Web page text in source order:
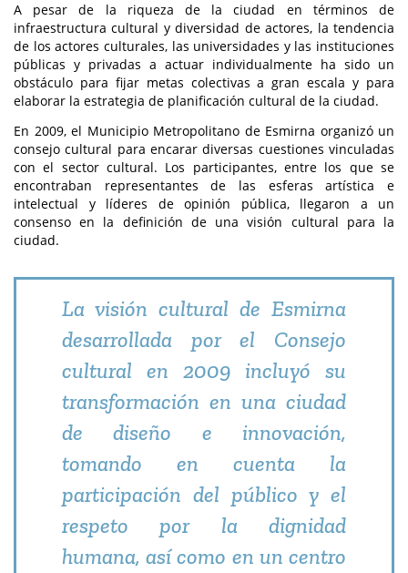
A pesar de la riqueza de la ciudad en términos de
infraestructura cultural y diversidad de actores, la tendencia
de los actores culturales, las universidades y las instituciones
públicas y privadas a actuar individualmente ha sido un
obstáculo para fijar metas colectivas a gran escala y para
elaborar la estrategia de planificación cultural de la ciudad.
En 2009, el Municipio Metropolitano de Esmirna organizó un
consejo cultural para encarar diversas cuestiones vinculadas
con el sector cultural. Los participantes, entre los que se
encontraban representantes de las esferas artística e
intelectual y líderes de opinión pública, llegaron a un
consenso en la definición de una visión cultural para la
ciudad.
La visión cultural de Esmirna
desarrollada por el Consejo
cultural en 2009 incluyó su
transformación en una ciudad
de diseño e innovación,
tomando en cuenta la
participación del público y el
respeto por la dignidad
humana, así como en un centro